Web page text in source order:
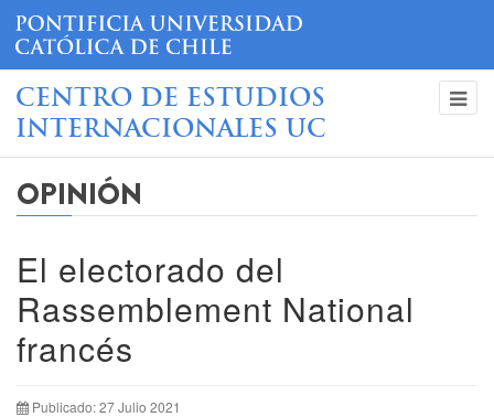
CENTRO DE ESTUDIOS
INTERNACIONALES UC
OPINIÓN
El electorado del
Rassemblement National
francés
Publicado: 27 Julio 2021